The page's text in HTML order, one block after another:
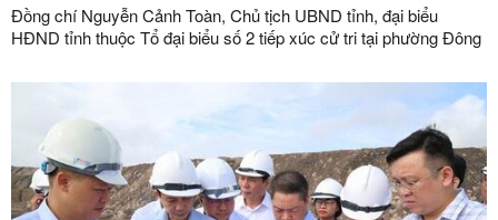
Đồng chí Nguyễn Cảnh Toàn, Chủ tịch UBND tỉnh, đại biểu
HĐND tỉnh thuộc Tổ đại biểu số 2 tiếp xúc cử tri tại phường Đông